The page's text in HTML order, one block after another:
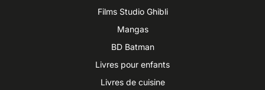
Films Studio Ghibli
Mangas
BD Batman
Livres pour enfants
Livres de cuisine